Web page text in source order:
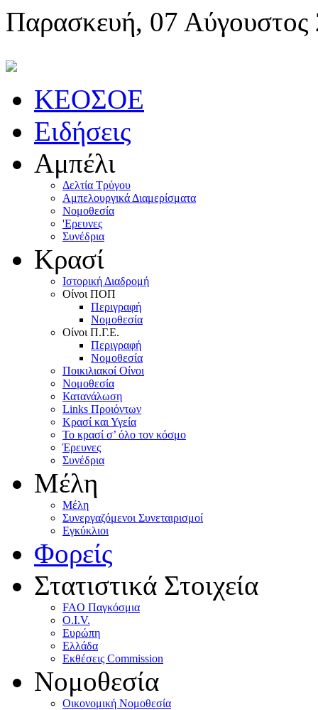
Παρασκευή, 07 Αύγουστος
KEOΣOE
Ειδήσεις
Αμπέλι
Δελτία Τρύγου
Αμπελουργικά Διαμερίσματα
Nομοθεσία
'Eρευνες
Συνέδρια
Κρασί
Iστορική Διαδρομή
Oίνοι ΠOΠ
Περιγραφή
Nομοθεσία
Oίνοι Π.Γ.E.
Περιγραφή
Νομοθεσία
Ποικιλιακοί Oίνοι
Nομοθεσία
Κατανάλωση
Links Προιόντων
Κρασί και Υγεία
To κρασί σ’ όλο τον κόσμο
Έρευνες
Συνέδρια
Μέλη
Mέλη
Συνεργαζόμενοι Συνεταιρισμοί
Εγκύκλιοι
Φορείς
Στατιστικά Στοιχεία
FAO Παγκόσμια
O.I.V.
Ευρώπη
Ελλάδα
Eκθέσεις Commission
Νομοθεσία
Οικονομική Νομοθεσία